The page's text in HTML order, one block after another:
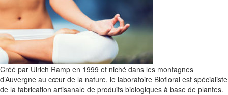
Créé par Ulrich Ramp en 1999 et niché dans les montagnes
d’Auvergne au cœur de la nature, le laboratoire Biofloral est spécialiste
de la fabrication artisanale de produits biologiques à base de plantes.